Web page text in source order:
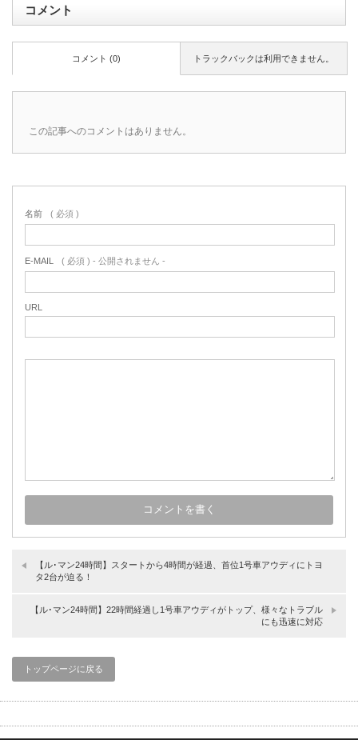
コメント
トラックバックは利用できません。
コメント (0)
この記事へのコメントはありません。
名前 ( 必須 )
E-MAIL ( 必須 ) - 公開されません -
URL
【ル･マン24時間】スタートから4時間が経過、首位1号車アウディにトヨ
タ2台が迫る！
【ル･マン24時間】22時間経過し1号車アウディがトップ、様々なトラブル
にも迅速に対応
トップページに戻る